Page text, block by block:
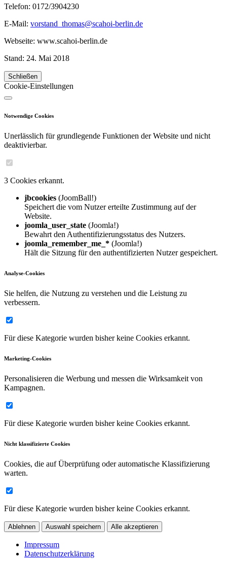
Telefon: 0172/3904230
E-Mail: vorstand_thomas@scahoi-berlin.de
Webseite: www.scahoi-berlin.de
Stand: 24. Mai 2018
Schließen
Cookie-Einstellungen
Notwendige Cookies
Unerlässlich für grundlegende Funktionen der Website und nicht
deaktivierbar.
3 Cookies erkannt.
jbcookies (JoomBall!)
Speichert die vom Nutzer erteilte Zustimmung auf der
Website.
joomla_user_state (Joomla!)
Bewahrt den Authentifizierungsstatus des Nutzers.
joomla_remember_me_* (Joomla!)
Hält die Sitzung für den authentifizierten Nutzer gespeichert.
Analyse-Cookies
Sie helfen, die Nutzung zu verstehen und die Leistung zu
verbessern.
Für diese Kategorie wurden bisher keine Cookies erkannt.
Marketing-Cookies
Personalisieren die Werbung und messen die Wirksamkeit von
Kampagnen.
Für diese Kategorie wurden bisher keine Cookies erkannt.
Nicht klassifizierte Cookies
Cookies, die auf Überprüfung oder automatische Klassifizierung
warten.
Für diese Kategorie wurden bisher keine Cookies erkannt.
Ablehnen Auswahl speichern Alle akzeptieren
Impressum
Datenschutzerklärung